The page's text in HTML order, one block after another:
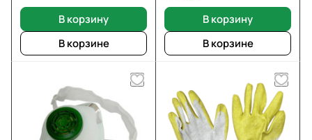
В корзину
В корзине
В корзину
В корзине